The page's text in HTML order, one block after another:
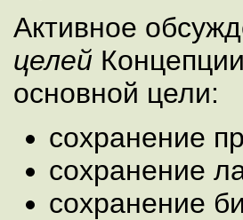
Активное
целей
основной цели:
сохранение
сохранение
сохранение